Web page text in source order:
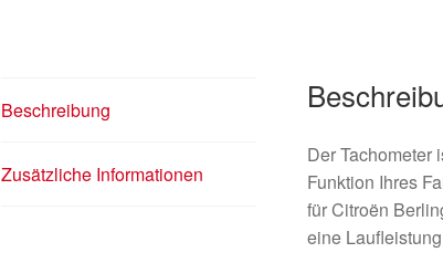
Beschreibung
Zusätzliche Informationen
Der Tachometer
Funktion Ihres
für Citroën
eine